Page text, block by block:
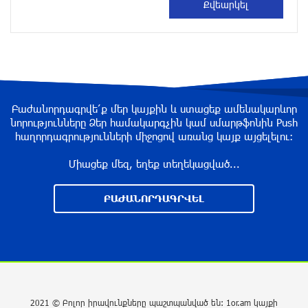
ՀՀ–ի համար ԵԱՏՄ–ի հետ
համագործակցության խորացումը
կարգավորման հարցում առաջընթաց է
գրանցվել․ Թրամփ
Ճգնաժամն անխուսափելի է. Ի՞նչ կարող է
նշանակել Հայաստանի դուրս գալը ԵԱՏՄ-ից
Հայաստանի համար
Տարադրամի փոխարժեքները օգոստոսի 7-ին
Բաժանորդագրվե՛ք մեր կայքին և ստացեք ամենակարևոր
նորությունները Ձեր համակարգչին կամ սմարթֆոնին Push
հաղորդագրությունների միջոցով առանց կայք այցելելու։
Միացեք մեզ, եղեք տեղեկացված...
ԲԱԺԱՆՈՐԴԱԳՐՎԵԼ
2021 © Բոլոր իրավունքները պաշտպանված են: 1or.am կայքի